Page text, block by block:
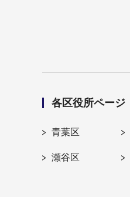
各区役所ページ
青葉区
瀬谷区